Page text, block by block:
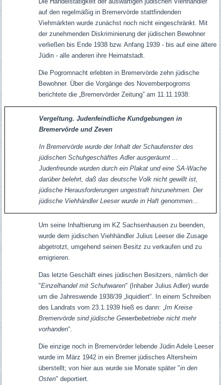
auf den regelmäßig in Bremervörde stattfindenden
Viehmärkten wurde zunächst noch nicht eingeschränkt. Mit
der zunehmenden Diskriminierung der jüdischen Bewohner
verließen bis Ende 1938 bzw. Anfang 1939 - bis auf eine ältere
Jüdin - alle anderen ihre Heimatstadt.
Die Pogromnacht erlebten in Bremervörde zehn jüdische
Bewohner. Über die Vorgänge des Novemberpogroms
berichtete die „Bremervörder Zeitung” am 11.11.1938:
Vergeltung. Judenfeindliche Kundgebungen in
Bremervörde und Zeven
In Bremervörde wurde der Inhalt der Schaufenster des
jüdischen Schuhgeschäftes Adler ausgeräumt ...
Judenfreunde wurden durch ein Plakat und eine SA-Wache
darüber belehrt, daß das deutsche Volk nicht gewillt ist,
jüdische Herausforderungen ungestraft hinzunehmen. Der
jüdische Viehhändler Leeser wurde in Haft genommen...
Um seine Inhaftierung im KZ Sachsenhausen zu beenden,
wurde dem jüdischen Viehhändler Julius Leeser die Zusage
abgetrotzt, umgehend seinen Besitz zu verkaufen und zu
emigrieren.
Das letzte Geschäft eines jüdischen Besitzers, nämlich der
"Einzelhandel mit Schuhwaren" (Inhaber Julius Adler) wurde
um die Jahreswende 1938/39 „liquidiert“. In einem Schreiben
des Landrats vom 23.1.1939 hieß es dann: „ Im Kreise
Bremervörde sind jüdische Gewerbebetriebe nicht mehr
vorhanden“.
Die einzige noch in Bremervörder lebende Jüdin Adele Leeser
wurde im März 1942 in ein Bremer jüdisches Altersheim
überstellt; von hier aus wurde sie Monate später "in den
Osten" deportiert.